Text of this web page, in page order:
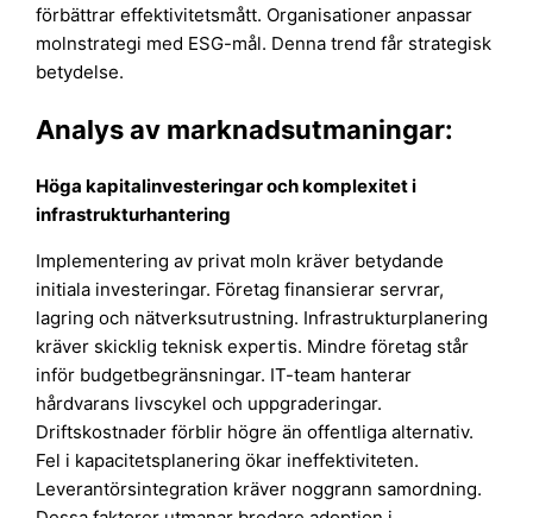
förbättrar effektivitetsmått. Organisationer anpassar
molnstrategi med ESG-mål. Denna trend får strategisk
betydelse.
Analys av marknadsutmaningar:
Höga kapitalinvesteringar och komplexitet i
infrastrukturhantering
Implementering av privat moln kräver betydande
initiala investeringar. Företag finansierar servrar,
lagring och nätverksutrustning. Infrastrukturplanering
kräver skicklig teknisk expertis. Mindre företag står
inför budgetbegränsningar. IT-team hanterar
hårdvarans livscykel och uppgraderingar.
Driftskostnader förblir högre än offentliga alternativ.
Fel i kapacitetsplanering ökar ineffektiviteten.
Leverantörsintegration kräver noggrann samordning.